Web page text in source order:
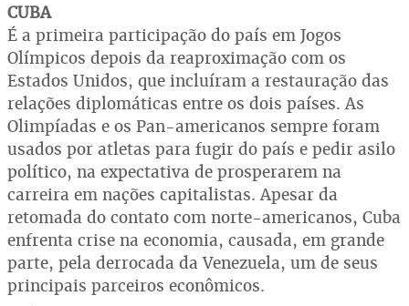
CUBA
É a primeira participação do país em Jogos
Olímpicos depois da reaproximação com os
Estados Unidos, que incluíram a restauração das
relações diplomáticas entre os dois países. As
Olimpíadas e os Pan-americanos sempre foram
usados por atletas para fugir do país e pedir asilo
político, na expectativa de prosperarem na
carreira em nações capitalistas. Apesar da
retomada do contato com norte-americanos, Cuba
enfrenta crise na economia, causada, em grande
parte, pela derrocada da Venezuela, um de seus
principais parceiros econômicos.